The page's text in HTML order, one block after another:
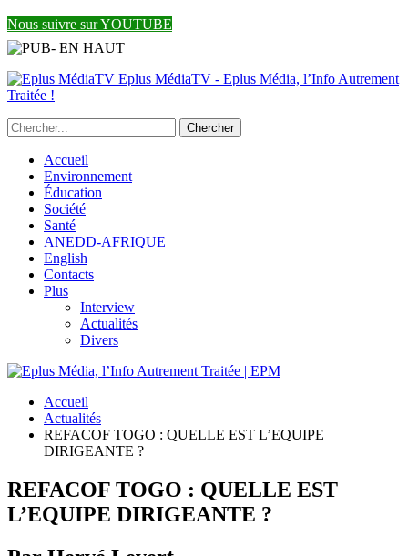
Nous suivre sur YOUTUBE
Eplus MédiaTV - Eplus Média, l’Info Autrement
Traitée !
Accueil
Environnement
Éducation
Société
Santé
ANEDD-AFRIQUE
English
Contacts
Plus
Interview
Actualités
Divers
Accueil
Actualités
REFACOF TOGO : QUELLE EST L’EQUIPE
DIRIGEANTE ?
REFACOF TOGO : QUELLE EST
L’EQUIPE DIRIGEANTE ?